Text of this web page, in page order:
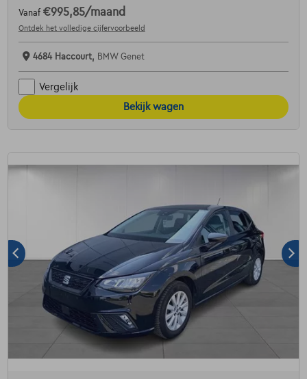
Vanaf €995,85/maand
Ontdek het volledige cijfervoorbeeld
4684 Haccourt, BMW Genet
Vergelijk
Bekijk wagen